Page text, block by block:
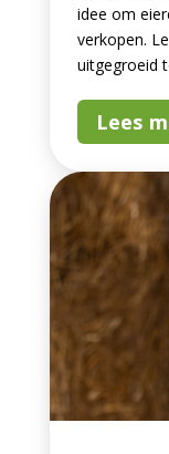
idee om
verkopen.
uitgegroeid
Lees